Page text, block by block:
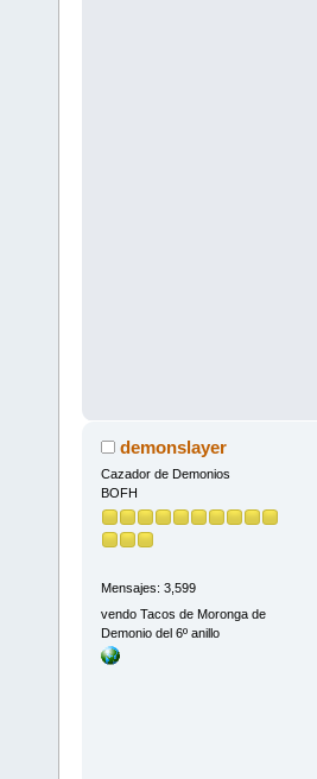
demonslayer
Cazador de Demonios
BOFH
Mensajes: 3,599
vendo Tacos de Moronga de
Demonio del 6º anillo